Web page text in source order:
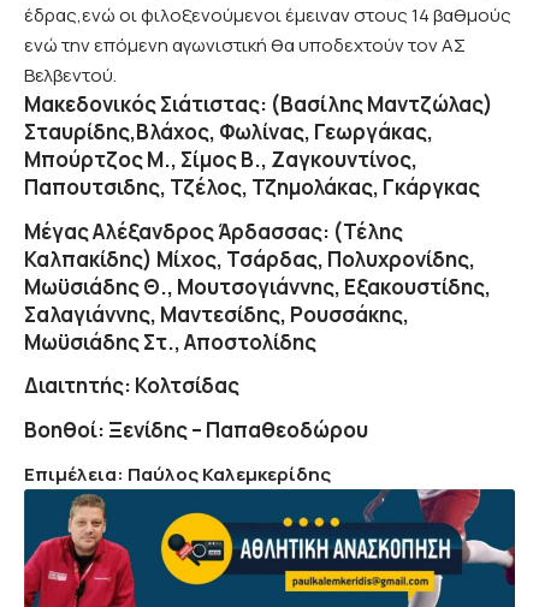
έδρας,ενώ οι φιλοξενούμενοι έμειναν στους 14 βαθμούς
ενώ την επόμενη αγωνιστική θα υποδεχτούν τον ΑΣ
Βελβεντού.
Μακεδονικός Σιάτιστας: (Βασίλης Μαντζώλας)
Σταυρίδης,Βλάχος, Φωλίνας, Γεωργάκας,
Μπούρτζος Μ., Σίμος Β., Ζαγκουντίνος,
Παπουτσιδης, Τζέλος, Τζημολάκας, Γκάργκας
Μέγας Αλέξανδρος Άρδασσας: (Τέλης
Καλπακίδης) Μίχος, Τσάρδας, Πολυχρονίδης,
Μωϋσιάδης Θ., Μουτσογιάννης, Εξακουστίδης,
Σαλαγιάννης, Μαντεσίδης, Ρουσσάκης,
Μωϋσιάδης Στ., Αποστολίδης
Διαιτητής: Κολτσίδας
Βοηθοί: Ξενίδης – Παπαθεοδώρου
Επιμέλεια: Παύλος Καλεμκερίδης